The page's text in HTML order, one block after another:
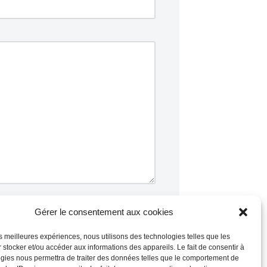
Gérer le consentement aux cookies
meilleures expériences, nous utilisons des technologies telles que les
stocker et/ou accéder aux informations des appareils. Le fait de consentir à
nous permettra de traiter des données telles que le comportement de
sont traitées.